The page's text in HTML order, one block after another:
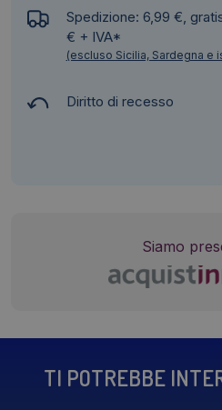
Spedizione: 6,99 €,
€ + IVA*
(escluso Sicilia, Sardegna e
Diritto di recesso
Siamo
TI POTREBBE